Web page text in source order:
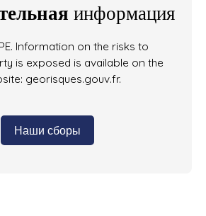
информация
Information on the risks to
is exposed is available on the
georisques.gouv.fr.
Наши сборы